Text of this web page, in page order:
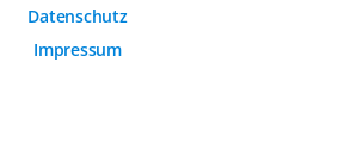
Datenschutz
Impressum
Cookies werden verwendet, um das